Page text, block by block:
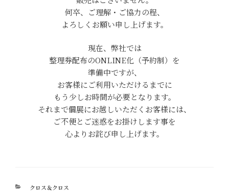
何卒、ご理解・ご協力の程、
よろしくお願い申し上げます。
現在、弊社では
整理券配布のONLINE化（予約制）を
準備中ですが、
お客様にご利用いただけるまでに
もう少しお時間が必要となります。
それまで個展にお越しいただくお客様には、
ご不便とご迷惑をお掛けします事を
心よりお詫び申し上げます。
カ
クロス＆クロス